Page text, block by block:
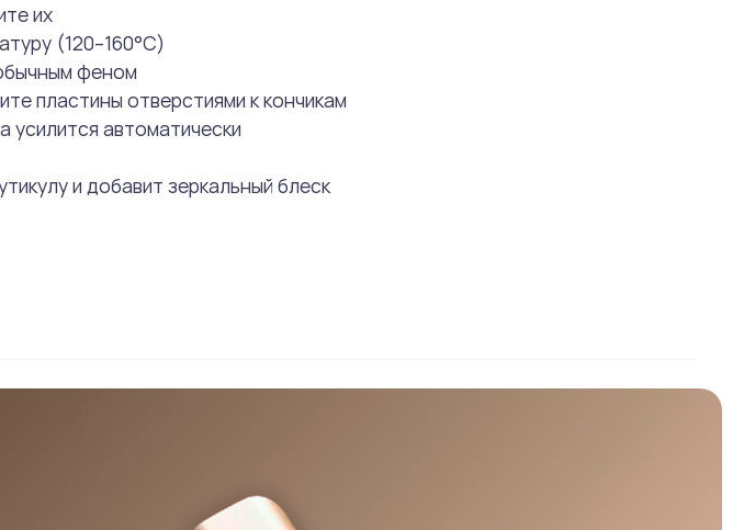
их
(120–160°C)
феном
пластины отверстиями к кончикам
усилится автоматически
и добавит зеркальный блеск